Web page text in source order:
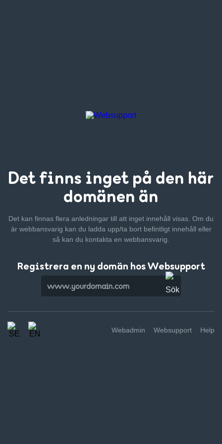
Det finns inget på den här
domänen än
Det kan finnas flera anledningar till att inget innehåll visas. Om du
är webbansvarig kan du ladda upp/ta bort befintligt innehåll eller
så kan du kontakta en webbansvarig.
Registrera en ny domän hos Websupport
Webadmin Websupport Help